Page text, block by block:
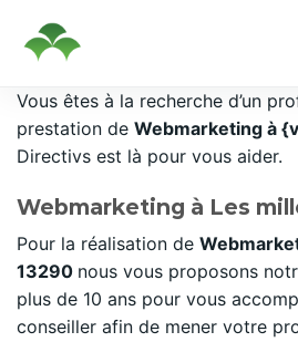
Passer
au
contenu
Vous êtes à la recherche d’un
prestation de Webmarketing à
Directivs est là pour vous aider.
Webmarketing à Les
Pour la réalisation de
13290 nous vous proposons
plus de 10 ans pour vous
conseiller afin de mener votre